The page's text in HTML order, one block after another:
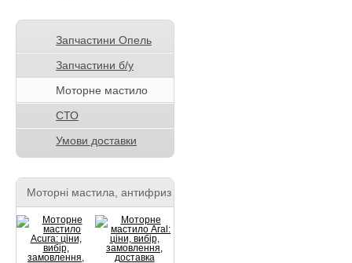
Запчастини Опель
Запчастини б/у
Моторне мастило
СТО
Умови доставки
Моторні мастила, антифриз